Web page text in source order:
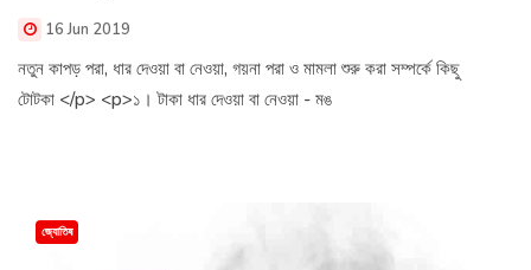
16 Jun 2019
নতুন কাপড় পরা, ধার দেওয়া বা নেওয়া, গয়না পরা ও মামলা শুরু করা সম্পর্কে কিছু
টোটকা </p> <p>১। টাকা ধার দেওয়া বা নেওয়া - মঙ
জ্যোতিষ